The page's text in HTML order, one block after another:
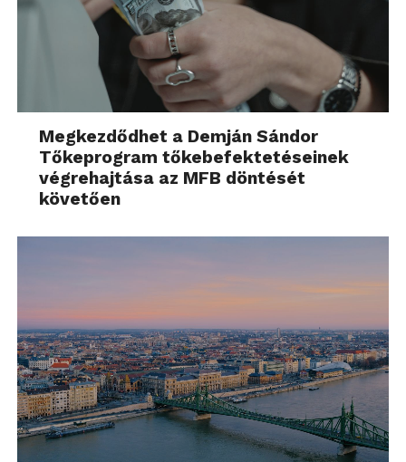
Megkezdődhet a Demján Sándor
Tőkeprogram tőkebefektetéseinek
végrehajtása az MFB döntését
követően